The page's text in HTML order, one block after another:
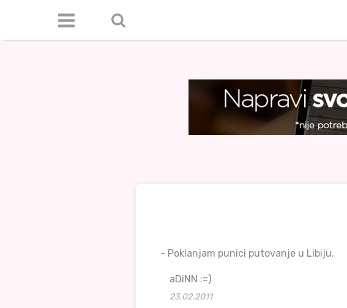
- Poklanjam punici putovanje u Libiju.
aDiNN :=)
23.02.2011